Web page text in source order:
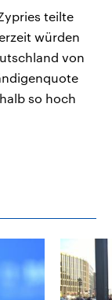
teilte
würden
von
so hoch